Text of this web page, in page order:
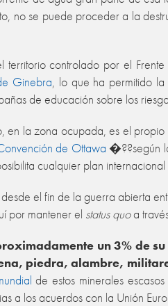
no se puede proceder a la
controlado por el
Ginebra, lo que ha permitido
de educación sobre los
en la zona ocupada, es el
de Ottawa �??según
cualquier plan
el fin de la guerra abierta
por mantener el status quoa
un 3% de
piedra, alambre,
de estos minerales
a los acuerdos con la Unión